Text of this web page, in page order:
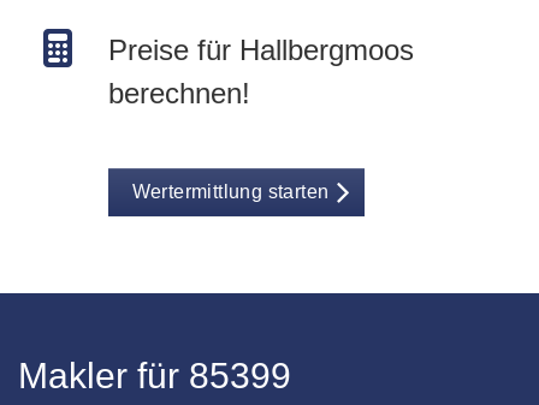
Preise für Hallbergmoos
berechnen!
Wertermittlung starten
Makler für 85399